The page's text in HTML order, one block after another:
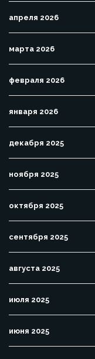
апреля 2026
марта 2026
февраля 2026
января 2026
декабря 2025
ноября 2025
октября 2025
сентября 2025
августа 2025
июля 2025
июня 2025